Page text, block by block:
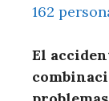
162
El